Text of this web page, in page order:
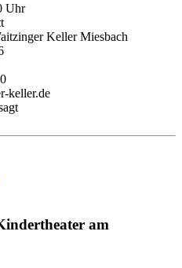
Uhr
Keller Miesbach
keller.de
am